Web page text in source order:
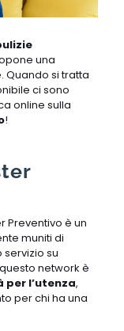
una
Quando si tratta
ci sono
online sulla
!
Preventivo è un
muniti di
su
network è
l’utenza,
per chi ha una